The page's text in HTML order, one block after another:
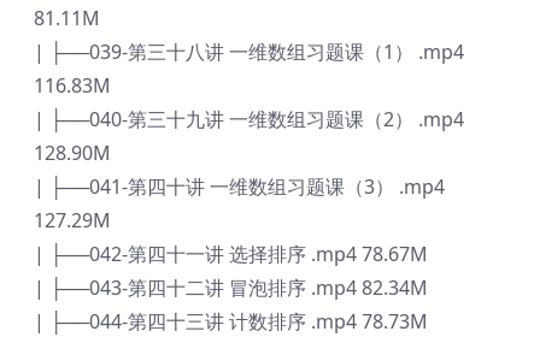
81.11M
| ├──039-第三十八讲 一维数组习题课（1） .mp4
116.83M
| ├──040-第三十九讲 一维数组习题课（2） .mp4
128.90M
| ├──041-第四十讲 一维数组习题课（3） .mp4
127.29M
| ├──042-第四十一讲 选择排序 .mp4 78.67M
| ├──043-第四十二讲 冒泡排序 .mp4 82.34M
| ├──044-第四十三讲 计数排序 .mp4 78.73M